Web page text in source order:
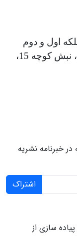
اول و دوم
صادقیه، بلوار شهدای صادقیه شمالی، نبش کوچه 15،
خبرنامه نشریه
اشتراک
سازی از